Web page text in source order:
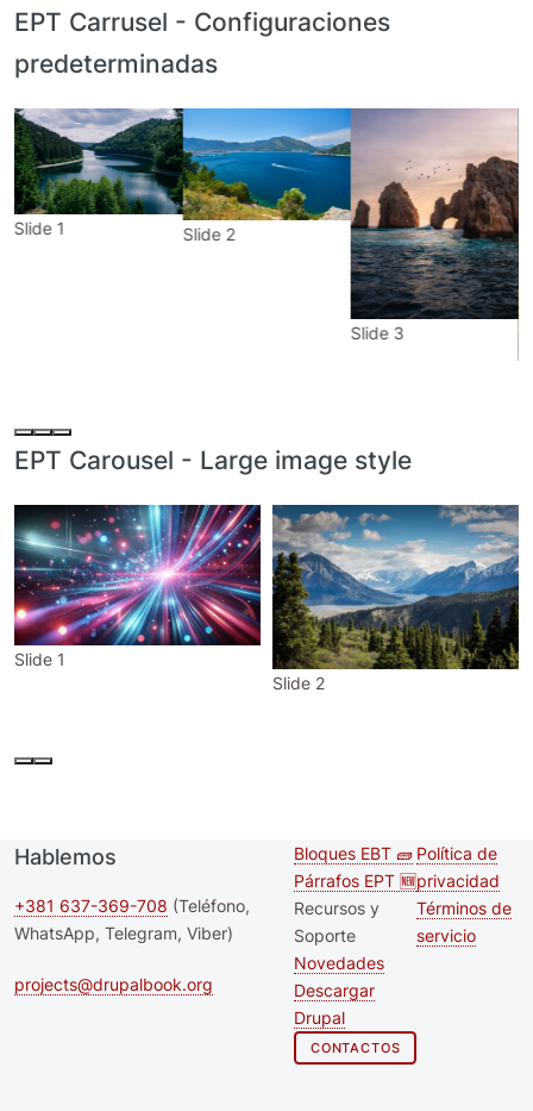
EPT Carrusel - Configuraciones
predeterminadas
Slide 1 Slide 2
Slide 3
EPT Carousel - Large image style
Slide 1
Slide 2
Hablemos
+381 637-369-708 (Teléfono,
WhatsApp, Telegram, Viber)
projects@drupalbook.org
Second
footer
menu
Bloques EBT 🧱
Párrafos EPT 🆕
Recursos y
Soporte
Novedades
Descargar
Drupal
CONTACTOS
Footer
Política de
privacidad
Términos de
servicio